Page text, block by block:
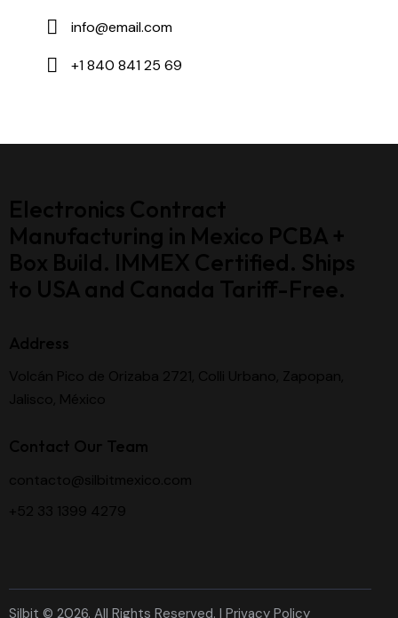
info@email.com
+1 840 841 25 69
Electronics Contract
Manufacturing in Mexico PCBA +
Box Build. IMMEX Certified. Ships
to USA and Canada Tariff-Free.
Address
Volcán Pico de Orizaba 2721, Colli Urbano, Zapopan,
Jalisco, México
Contact Our Team
contacto@silbitmexico.com
+52 33 1399 4279
Silbit © 2026. All Rights Reserved. | Privacy Policy